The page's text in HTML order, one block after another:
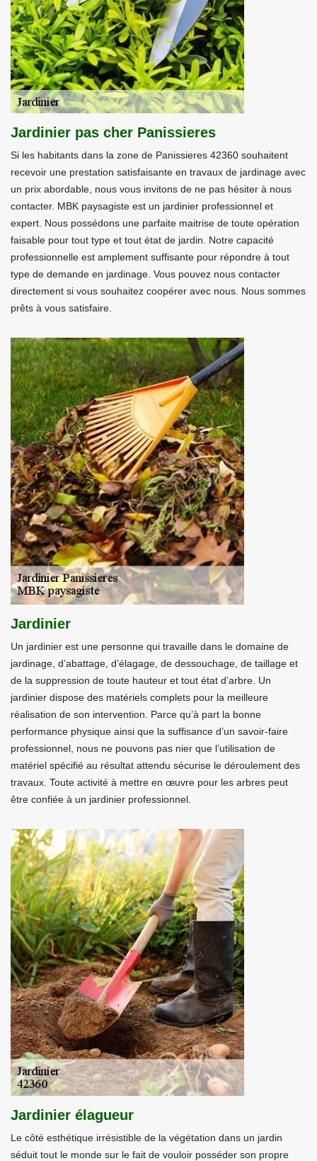
Jardinier pas cher Panissieres
Si les habitants dans la zone de Panissieres 42360 souhaitent
recevoir une prestation satisfaisante en travaux de jardinage avec
un prix abordable, nous vous invitons de ne pas hésiter à nous
contacter. MBK paysagiste est un jardinier professionnel et
expert. Nous possédons une parfaite maitrise de toute opération
faisable pour tout type et tout état de jardin. Notre capacité
professionnelle est amplement suffisante pour répondre à tout
type de demande en jardinage. Vous pouvez nous contacter
directement si vous souhaitez coopérer avec nous. Nous sommes
prêts à vous satisfaire.
Jardinier
Un jardinier est une personne qui travaille dans le domaine de
jardinage, d’abattage, d’élagage, de dessouchage, de taillage et
de la suppression de toute hauteur et tout état d’arbre. Un
jardinier dispose des matériels complets pour la meilleure
réalisation de son intervention. Parce qu’à part la bonne
performance physique ainsi que la suffisance d’un savoir-faire
professionnel, nous ne pouvons pas nier que l’utilisation de
matériel spécifié au résultat attendu sécurise le déroulement des
travaux. Toute activité à mettre en œuvre pour les arbres peut
être confiée à un jardinier professionnel.
Jardinier élagueur
Le côté esthétique irrésistible de la végétation dans un jardin
séduit tout le monde sur le fait de vouloir posséder son propre